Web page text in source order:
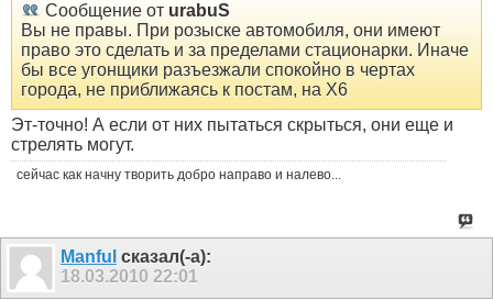
Сообщение от urabuS
Вы не правы. При розыске автомобиля, они имеют
право это сделать и за пределами стационарки. Иначе
бы все угонщики разъезжали спокойно в чертах
города, не приближаясь к постам, на X6
Эт-точно! А если от них пытаться скрыться, они еще и
стрелять могут.
сейчас как начну творить добро направо и налево...
Manful сказал(-а):
18.03.2010 22:01